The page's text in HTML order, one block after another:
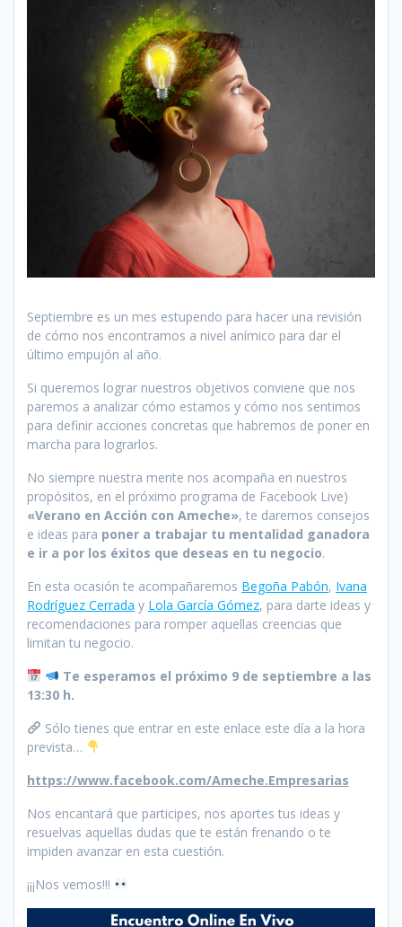
Septiembre es un mes estupendo para hacer una revisión
de cómo nos encontramos a nivel anímico para dar el
último empujón al año.
Si queremos lograr nuestros objetivos conviene que nos
paremos a analizar cómo estamos y cómo nos sentimos
para definir acciones concretas que habremos de poner en
marcha para lograrlos.
No siempre nuestra mente nos acompaña en nuestros
propósitos, en el próximo programa de Facebook Live)
«Verano en Acción con Ameche», te daremos consejos
e ideas para poner a trabajar tu mentalidad ganadora
e ir a por los éxitos que deseas en tu negocio.
En esta ocasión te acompañaremos Begoña Pabón, Ivana
Rodríguez Cerrada y Lola García Gómez, para darte ideas y
recomendaciones para romper aquellas creencias que
limitan tu negocio.
Te esperamos el próximo 9 de septiembre a las
13:30 h.
Sólo tienes que entrar en este enlace este día a la hora
prevista…
https://www.facebook.com/Ameche.Empresarias
Nos encantará que participes, nos aportes tus ideas y
resuelvas aquellas dudas que te están frenando o te
impiden avanzar en esta cuestión.
¡¡¡Nos vemos!!!